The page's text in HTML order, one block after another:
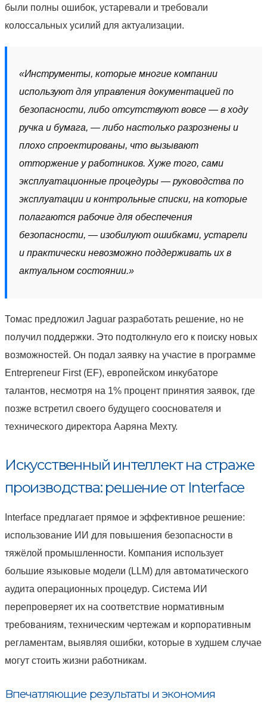
были полны ошибок, устаревали и требовали
колоссальных усилий для актуализации.
«Инструменты, которые многие компании
используют для управления документацией по
безопасности, либо отсутствуют вовсе — в ходу
ручка и бумага, — либо настолько разрознены и
плохо спроектированы, что вызывают
отторжение у работников. Хуже того, сами
эксплуатационные процедуры — руководства по
эксплуатации и контрольные списки, на которые
полагаются рабочие для обеспечения
безопасности, — изобилуют ошибками, устарели
и практически невозможно поддерживать их в
актуальном состоянии.»
Томас предложил Jaguar разработать решение, но не
получил поддержки. Это подтолкнуло его к поиску новых
возможностей. Он подал заявку на участие в программе
Entrepreneur First (EF), европейском инкубаторе
талантов, несмотря на 1% процент принятия заявок, где
позже встретил своего будущего сооснователя и
технического директора Ааряна Мехту.
Искусственный интеллект на страже
производства: решение от Interface
Interface предлагает прямое и эффективное решение:
использование ИИ для повышения безопасности в
тяжёлой промышленности. Компания использует
большие языковые модели (LLM) для автоматического
аудита операционных процедур. Система ИИ
перепроверяет их на соответствие нормативным
требованиям, техническим чертежам и корпоративным
регламентам, выявляя ошибки, которые в худшем случае
могут стоить жизни работникам.
Впечатляющие результаты и экономия